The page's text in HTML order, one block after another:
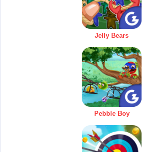
Jelly Bears
Pebble Boy